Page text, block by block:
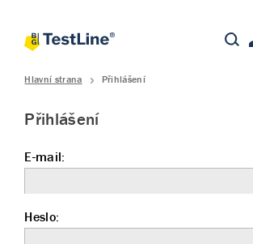
Hlavní strana Přihlášení
Přihlášení
E-mail:
Heslo: